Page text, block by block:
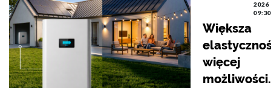
2026
09:30
Większa
więcej
możliwości.